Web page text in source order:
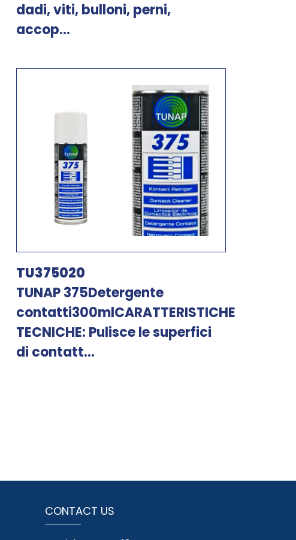
dadi, viti, bulloni, perni,
accop...
TU375020
TUNAP 375Detergente
contatti300mlCARATTERISTICHE
TECNICHE: Pulisce le superfici
di contatt...
CONTACT US